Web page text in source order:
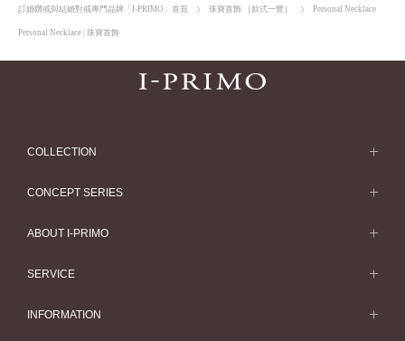
訂婚鑽戒與結婚對戒專門品牌「I-PRIMO」首頁 珠寶首飾 ［款式一覽］ Personal Necklace
Personal Necklace | 珠寶首飾
COLLECTION
結婚套戒
CONCEPT SERIES
ABOUT I-PRIMO
SERVICE
INFORMATION